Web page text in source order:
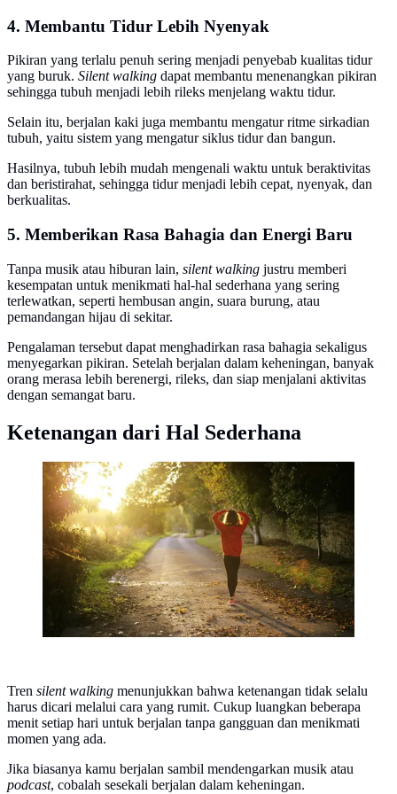
4. Membantu Tidur Lebih Nyenyak
Pikiran yang terlalu penuh sering menjadi penyebab kualitas tidur
yang buruk. Silent walking dapat membantu menenangkan pikiran
sehingga tubuh menjadi lebih rileks menjelang waktu tidur.
Selain itu, berjalan kaki juga membantu mengatur ritme sirkadian
tubuh, yaitu sistem yang mengatur siklus tidur dan bangun.
Hasilnya, tubuh lebih mudah mengenali waktu untuk beraktivitas
dan beristirahat, sehingga tidur menjadi lebih cepat, nyenyak, dan
berkualitas.
5. Memberikan Rasa Bahagia dan Energi Baru
Tanpa musik atau hiburan lain, silent walking justru memberi
kesempatan untuk menikmati hal-hal sederhana yang sering
terlewatkan, seperti hembusan angin, suara burung, atau
pemandangan hijau di sekitar.
Pengalaman tersebut dapat menghadirkan rasa bahagia sekaligus
menyegarkan pikiran. Setelah berjalan dalam keheningan, banyak
orang merasa lebih berenergi, rileks, dan siap menjalani aktivitas
dengan semangat baru.
Ketenangan dari Hal Sederhana
Silent Walking adalah Cara Sederhana Menenangkan
Pikiran Saat Berjalan (dok. Unsplash/Emma Simpson)
Tren silent walking menunjukkan bahwa ketenangan tidak selalu
harus dicari melalui cara yang rumit. Cukup luangkan beberapa
menit setiap hari untuk berjalan tanpa gangguan dan menikmati
momen yang ada.
Jika biasanya kamu berjalan sambil mendengarkan musik atau
podcast, cobalah sesekali berjalan dalam keheningan.